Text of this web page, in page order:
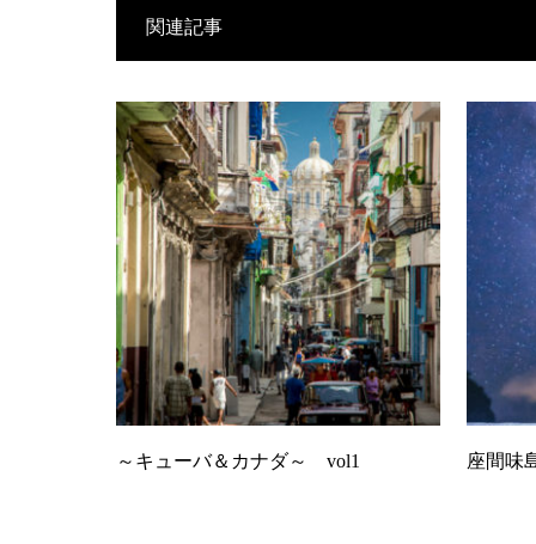
関連記事
～キューバ＆カナダ～ vol1 座間味